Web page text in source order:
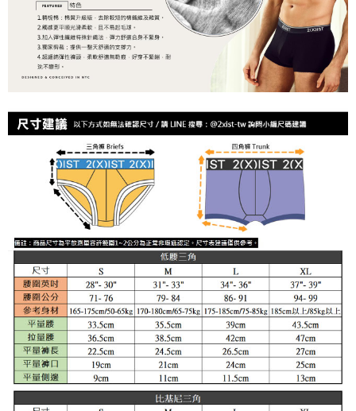
３．未成年的使用者請事先徵得法定代理人或監護人之同意方可使用
「AFTEE先享後付」，若未經同意申辦者引起之損失，本公司不負相關責
任。
４．使用「AFTEE先享後付」時，將依據個別帳號之用戶狀況，依本公司即
時審查核予不同之上限額度；若仍有額度不足之情形，本公司將視審查結果
請求用戶進行身份認證。
５．嚴禁一人註冊多個帳號或使用他人資訊註冊。若發現惡意使用之情形，
郵局快捷(隔天到貨，需先line@客服通知小編)
每筆NT$100
海外宅配 查看運費